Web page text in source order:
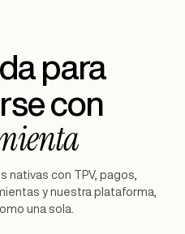
para
con
nativas con TPV, pagos,
y nuestra plataforma,
una sola.